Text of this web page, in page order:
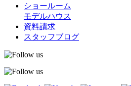
ショールーム
モデルハウス
資料請求
スタッフブログ